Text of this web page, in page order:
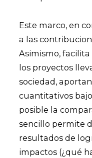
Este marco, en
a las
Asimismo,
los proyectos
sociedad,
cuantitativos
posible la
sencillo permite
resultados de
impactos (¿qué